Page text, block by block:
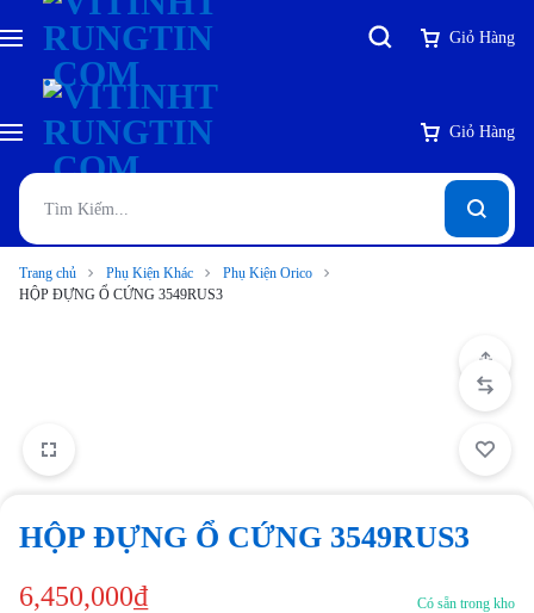
Giỏ Hàng
Giỏ Hàng
Trang chủ Phụ Kiện Khác
Phụ Kiện Orico
HỘP ĐỰNG Ổ CỨNG 3549RUS3
HỘP ĐỰNG Ổ CỨNG 3549RUS3
6,450,000₫ Có sẵn trong kho